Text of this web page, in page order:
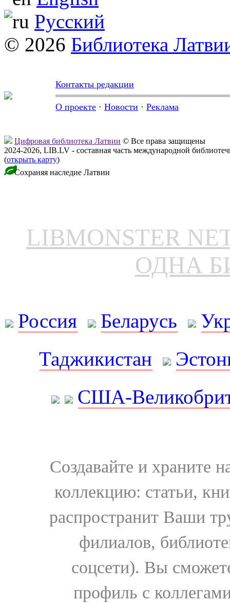
Русский
© 2026 Библиотека
Контакты редакции
О проекте · Новости · Реклама
Цифровая библиотека Латвии © Все права защищены
2024-2026, LIB.LV - составная часть международной
(открыть карту)
Сохраняя наследие Латвии
LIBMONSTER
ОДНА
Россия Беларусь
Таджикистан
США-
Создавайте и храните
коллекцию: статьи,
распространит Ваши
филиалов,
соцсети). Вы
профиль с